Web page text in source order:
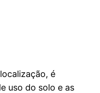
é
uso do solo e as